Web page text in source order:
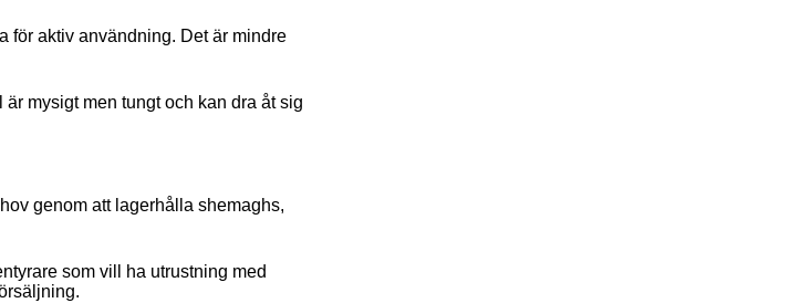
för aktiv användning. Det är mindre
mysigt men tungt och kan dra åt sig
genom att lagerhålla shemaghs,
som vill ha utrustning med